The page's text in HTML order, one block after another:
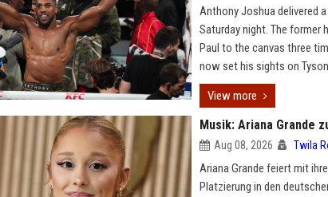
Anthony Joshua delivered
Saturday night. The former
Paul to the canvas three
now set his sights on Tyson
View more
Musik: Ariana Grande
Aug 08, 2026 Twila
Ariana Grande feiert mit
Platzierung in den